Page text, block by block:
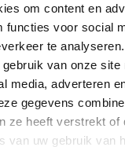
om content en
functies voor social
te
van onze site
media, adverteren
gegevens
ze heeft verstrekt of
van uw gebruik van
of
Top! TimeChimp
andere applicaties
je niks handmatig
snel en
je